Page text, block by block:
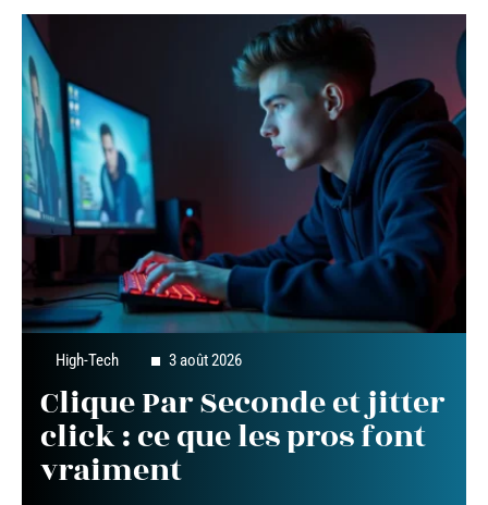
High-Tech 3 août 2026
Clique Par Seconde et jitter
click : ce que les pros font
vraiment